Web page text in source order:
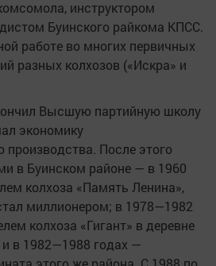
инструктором
Буинского райкома КПСС.
работе во многих первичных
разных колхозов («Искра» и
Высшую партийную школу
экономику
производства. После этого
в Буинском районе — в 1960
колхоза «Память Ленина»,
миллионером; в 1978—1982
колхоза «Гигант» в деревне
в 1982—1988 годах —